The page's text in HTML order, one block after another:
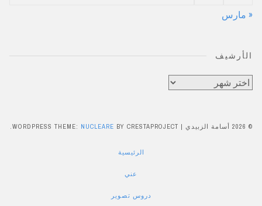
« مارس
الأرشيف
الأرشيف
© 2026 أسامة الزبيدي |
WORDPRESS THEME: NUCLEARE BY CRESTAPROJECT.
الرئيسية
عني
دروس تصوير